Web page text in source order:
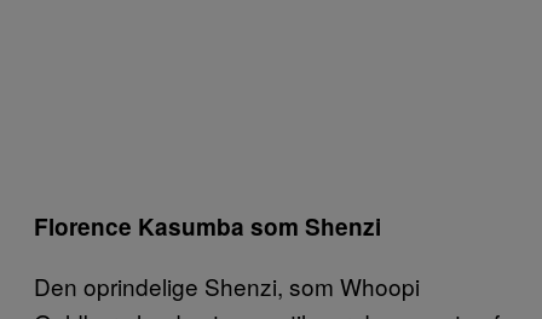
Florence Kasumba som Shenzi
Den oprindelige Shenzi, som Whoopi